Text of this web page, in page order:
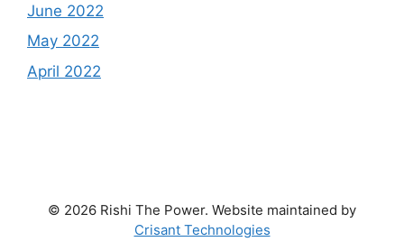
June 2022
May 2022
April 2022
© 2026 Rishi The Power. Website maintained by
Crisant Technologies